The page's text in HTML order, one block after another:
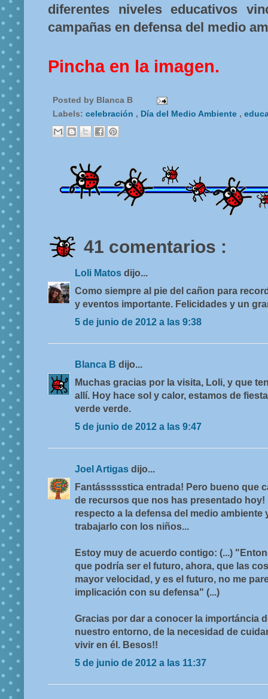
diferentes niveles educativos
campañas en defensa del medio
Pincha en la imagen.
Posted by Blanca B
Labels: celebración , Día del Medio Ambiente ,
41 comentarios :
Loli Matos dijo...
Como siempre al pie del cañon para
y eventos importante. Felicidades y un
5 de junio de 2012 a las 9:38
Blanca B dijo...
Muchas gracias por la visita, Loli, y que
allí. Hoy hace sol y calor, estamos de
verde verde.
5 de junio de 2012 a las 9:47
Joel Artigas dijo...
Fantássssstica entrada! Pero bueno que
de recursos que nos has presentado hoy!
respecto a la defensa del medio ambiente
trabajarlo con los niños...
Estoy muy de acuerdo contigo: (...)
que podría ser el futuro, ahora, que las
mayor velocidad, y es el futuro, no me
implicación con su defensa" (...)
Gracias por dar a conocer la importáncia
nuestro entorno, de la necesidad de
vivir en él. Besos!!
5 de junio de 2012 a las 11:37